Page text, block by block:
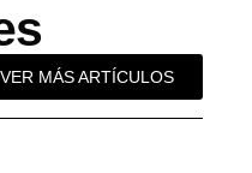
VER MÁS ARTÍCULOS